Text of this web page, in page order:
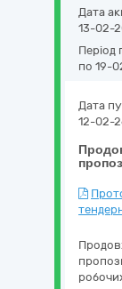
Дата
13-02-
Період
по 19-
Дата
12-02-